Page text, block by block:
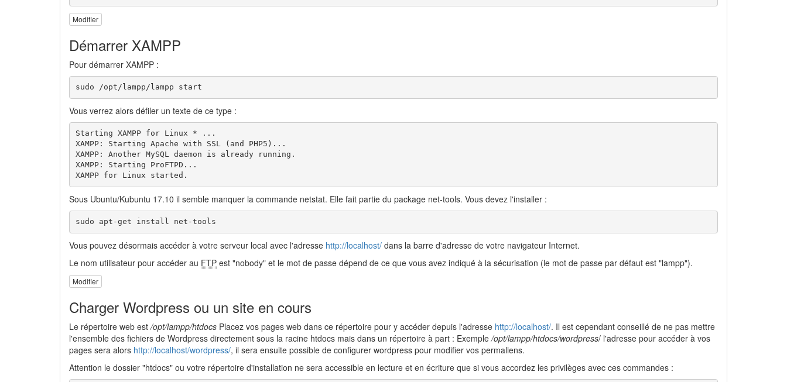
Modifier
Démarrer XAMPP
Pour démarrer XAMPP :
sudo /opt/lampp/lampp start
Vous verrez alors défiler un texte de ce type :
Starting XAMPP for Linux * ...
XAMPP: Starting Apache with SSL (and PHP5)...
XAMPP: Another MySQL daemon is already running.
XAMPP: Starting ProFTPD...
XAMPP for Linux started.
Sous Ubuntu/Kubuntu 17.10 il semble manquer la commande netstat. Elle fait partie du package net-tools. Vous devez l'installer :
sudo apt-get install net-tools
Vous pouvez désormais accéder à votre serveur local avec l'adresse http://localhost/ dans la barre d'adresse de votre navigateur Internet.
Le nom utilisateur pour accéder au FTP est "nobody" et le mot de passe dépend de ce que vous avez indiqué à la sécurisation (le mot de passe par défaut est "lampp").
Modifier
Charger Wordpress ou un site en cours
Le répertoire web est/opt/lampp/htdocs Placez vos pages web dans ce répertoire pour y accéder depuis l'adresse http://localhost/. Il est cependant conseillé de ne pas mettre
l'ensemble des fichiers de Wordpress directement sous la racine htdocs mais dans un répertoire à part : Exemple/opt/lampp/htdocs/wordpress/ l'adresse pour accéder à vos
pages sera alors http://localhost/wordpress/, il sera ensuite possible de configurer wordpress pour modifier vos permaliens.
Attention le dossier "htdocs" ou votre répertoire d'installation ne sera accessible en lecture et en écriture que si vous accordez les privilèges avec ces commandes :